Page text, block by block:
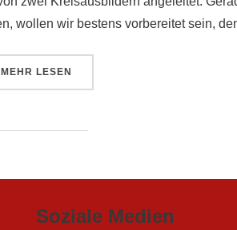
wollen wir bestens vorbereitet sein,
MEHR ÜBER „MASCHINISTENSCHULUNG“
LESEN
Soziale Medien